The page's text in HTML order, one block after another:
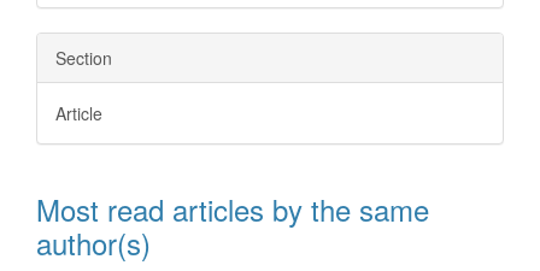
Section
Article
Most read articles by the same
author(s)